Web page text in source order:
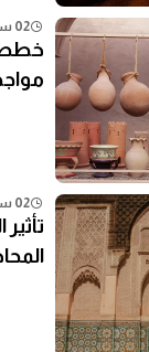
02 سبتمبر 2024 - 15:30
خطط
02 سبتمبر 2024 - 07:02